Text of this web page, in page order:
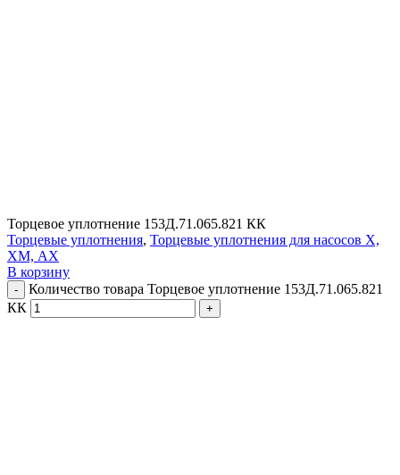
Торцевое уплотнение 153Д.71.065.821 КК
Торцевые уплотнения, Торцевые уплотнения для насосов Х,
ХМ, АХ
В корзину
Количество товара Торцевое уплотнение 153Д.71.065.821
КК